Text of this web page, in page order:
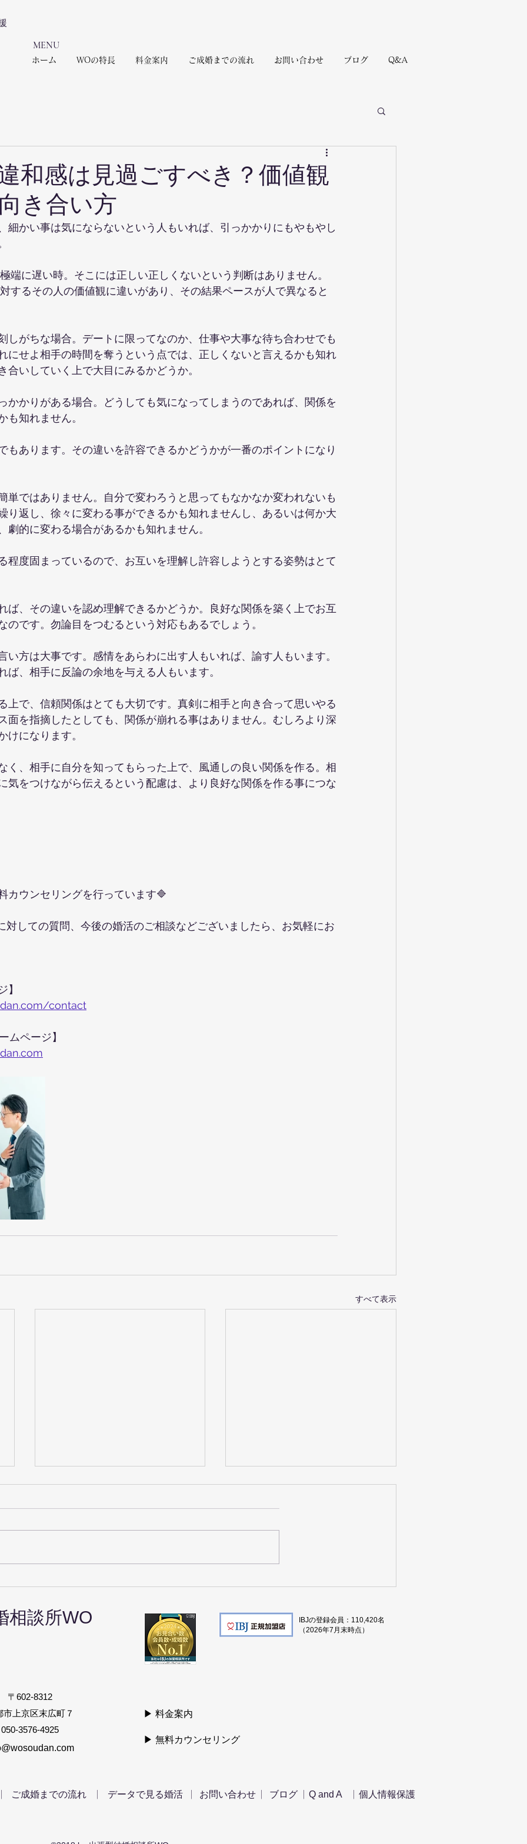
​MENU
ホーム WOの特長 料金案内 ご成婚までの流れ お問い合わせ ブログ Q&A
和感は見過ごすべき？価値観
き合い方
細かい事は気にならないという人もいれば、引っかかりにもやもやし
端に遅い時。そこには正しい正しくないという判断はありません。
するその人の価値観に違いがあり、その結果ペースが人で異なると
しがちな場合。デートに限ってなのか、仕事や大事な待ち合わせでも
にせよ相手の時間を奪うという点では、正しくないと言えるかも知れ
合いしていく上で大目にみるかどうか。
かかりがある場合。どうしても気になってしまうのであれば、関係を
も知れません。
もあります。その違いを許容できるかどうかが一番のポイントになり
単ではありません。自分で変わろうと思ってもなかなか変われないも
り返し、徐々に変わる事ができるかも知れませんし、あるいは何か大
劇的に変わる場合があるかも知れません。
程度固まっているので、お互いを理解し許容しようとする姿勢はとて
ば、その違いを認め理解できるかどうか。良好な関係を築く上でお互
のです。勿論目をつむるという対応もあるでしょう。
い方は大事です。感情をあらわに出す人もいれば、諭す人もいます。
ば、相手に反論の余地を与える人もいます。
上で、信頼関係はとても大切です。真剣に相手と向き合って思いやる
面を指摘したとしても、関係が崩れる事はありません。むしろより深
けになります。
く、相手に自分を知ってもらった上で、風通しの良い関係を作る。相
気をつけながら伝えるという配慮は、より良好な関係を作る事につな
カウンセリングを行っています🔷
対しての質問、今後の婚活のご相談などございましたら、お気軽にお
】
contact
ムページ】
すべて表示
相談所WO
IBJの登録会員：110,420名
（2026年7月 末時点）
〒602-8312
市上京区末広町７
050-3576-4925
▶ 料金案内
▶ 無料カウンセリング
ご成婚までの流れ データで見る婚活 お問い合わせ ブログ Q and A 個人情報保護